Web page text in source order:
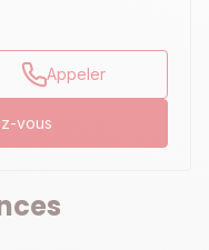
Appeler
vous